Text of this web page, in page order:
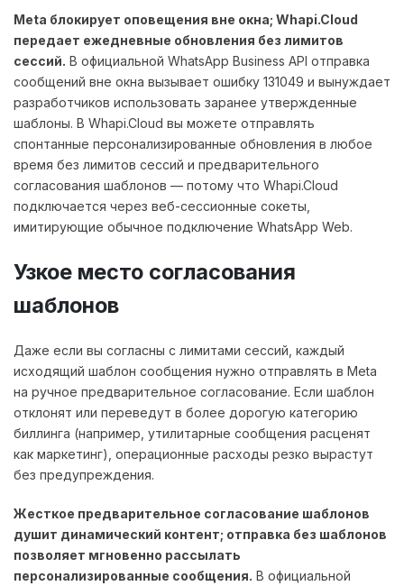
Meta блокирует оповещения вне окна; Whapi.Cloud
передает ежедневные обновления без лимитов
сессий. В официальной WhatsApp Business API отправка
сообщений вне окна вызывает ошибку 131049 и вынуждает
разработчиков использовать заранее утвержденные
шаблоны. В Whapi.Cloud вы можете отправлять
спонтанные персонализированные обновления в любое
время без лимитов сессий и предварительного
согласования шаблонов — потому что Whapi.Cloud
подключается через веб-сессионные сокеты,
имитирующие обычное подключение WhatsApp Web.
Узкое место согласования
шаблонов
Даже если вы согласны с лимитами сессий, каждый
исходящий шаблон сообщения нужно отправлять в Meta
на ручное предварительное согласование. Если шаблон
отклонят или переведут в более дорогую категорию
биллинга (например, утилитарные сообщения расценят
как маркетинг), операционные расходы резко вырастут
без предупреждения.
Жесткое предварительное согласование шаблонов
душит динамический контент; отправка без шаблонов
позволяет мгновенно рассылать
персонализированные сообщения. В официальной